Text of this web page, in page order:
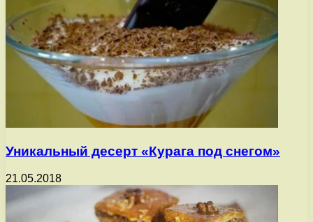
Уникальный десерт «Курага под снегом»
21.05.2018